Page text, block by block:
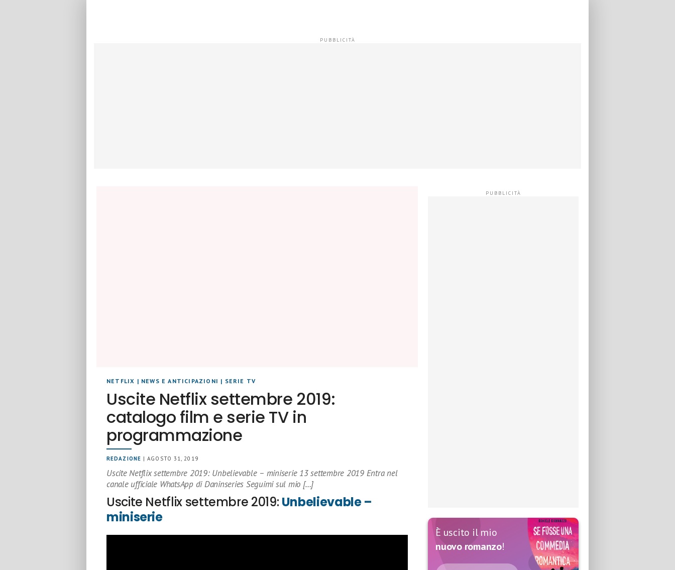
NETFLIX | NEWS E ANTICIPAZIONI | SERIE TV
Uscite Netflix settembre 2019:
catalogo film e serie TV in
programmazione
REDAZIONE | AGOSTO 31, 2019
Uscite Netflix settembre 2019: Unbelievable – miniserie 13 settembre 2019 Entra nel
canale ufficiale WhatsApp di Daninseries Seguimi sul mio […]
Uscite Netflix settembre 2019: Unbelievable –
miniserie
È uscito il mio
nuovo romanzo!